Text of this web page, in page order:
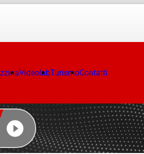
VideolabTurismoContatti